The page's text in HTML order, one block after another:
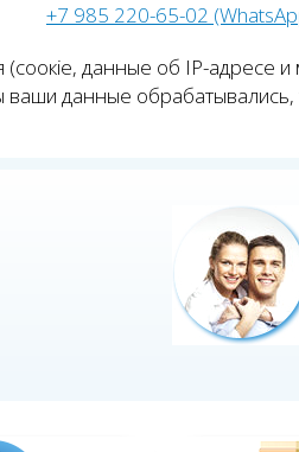
+7 985 220-65-02
данные об IP-адресе
ваши данные обрабатывались,